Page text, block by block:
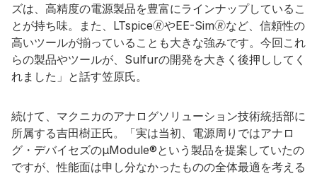
ズは、高精度の電源製品を豊富にラインナップしているこ
とが持ち味。また、LTspice🄬やEE-Sim🄬など、信頼性の
高いツールが揃っていることも大きな強みです。今回これ
らの製品やツールが、Sulfurの開発を大きく後押ししてく
れました」と話す笠原氏。
続けて、マクニカのアナログソリューション技術統括部に
所属する吉田樹正氏。「実は当初、電源周りではアナロ
グ・デバイセズのµModule®という製品を提案していたの
ですが、性能面は申し分なかったものの全体最適を考える